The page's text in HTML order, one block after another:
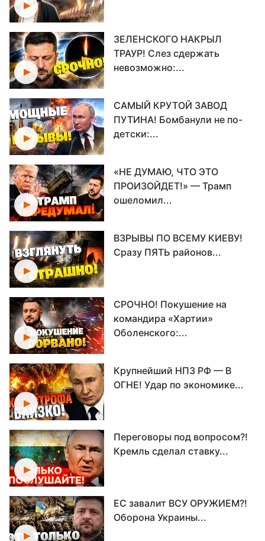
ЗЕЛЕНСКОГО НАКРЫЛ
ТРАУР! Слез сдержать
невозможно:...
САМЫЙ КРУТОЙ ЗАВОД
ПУТИНА! Бомбанули не по-
детски:...
«НЕ ДУМАЮ, ЧТО ЭТО
ПРОИЗОЙДЕТ!» — Трамп
ошеломил...
ВЗРЫВЫ ПО ВСЕМУ КИЕВУ!
Сразу ПЯТЬ районов...
СРОЧНО! Покушение на
командира «Хартии»
Оболенского:...
Крупнейший НПЗ РФ — В
ОГНЕ! Удар по экономике...
Переговоры под вопросом?!
Кремль сделал ставку...
ЕС завалит ВСУ ОРУЖИЕМ?!
Оборона Украины...